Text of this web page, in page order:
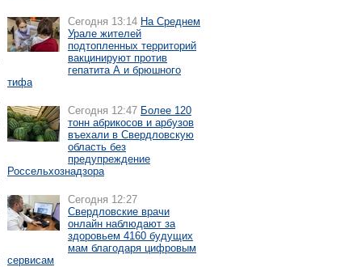
Сегодня 13:14 На Среднем
Урале жителей
подтопленных территорий
вакцинируют против
гепатита А и брюшного
тифа
Сегодня 12:47 Более 120
тонн абрикосов и арбузов
въехали в Свердловскую
область без
предупреждение
Россельхознадзора
Сегодня 12:27
Свердловские врачи
онлайн наблюдают за
здоровьем 4160 будущих
мам благодаря цифровым
сервисам